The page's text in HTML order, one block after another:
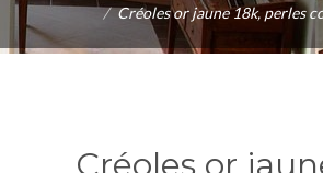
Créoles or jaune 18k, perles